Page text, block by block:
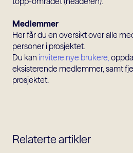
Medlemmer
Her får du en oversikt over alle
personer i prosjektet.
Du kan invitere nye brukere,
eksisterende medlemmer, samt
prosjektet.
Relaterte artikler